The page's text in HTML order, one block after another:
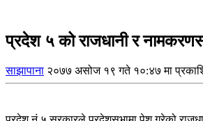
प्रदेश ५ को राजधानी र
साझापाना २०७७ असोज १९ गते १०:४७ मा